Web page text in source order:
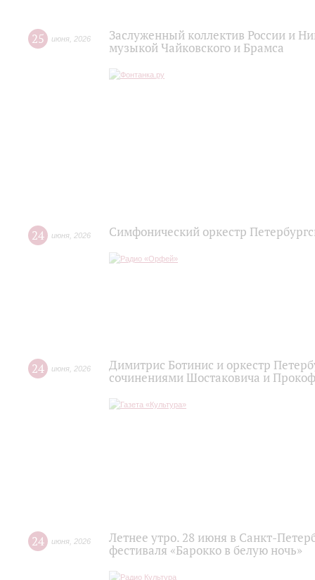
25 июня 2026
Заслуженный коллектив России и
музыкой Чайковского и Брамса
24 июня 2026 Симфонический оркестр
24 июня 2026
Димитрис Ботинис и оркестр
сочинениями Шостаковича и
24 июня 2026
Летнее утро. 28 июня в Санкт-
фестиваля «Барокко в белую ночь»